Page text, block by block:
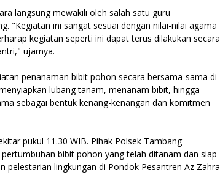
langsung mewakili oleh salah satu guru
"Kegiatan ini sangat sesuai dengan nilai-nilai agama
kegiatan seperti ini dapat terus dilakukan secara
ujarnya.
penanaman bibit pohon secara bersama-sama di
lubang tanam, menanam bibit, hingga
sebagai bentuk kenang-kenangan dan komitmen
pukul 11.30 WIB. Pihak Polsek Tambang
bibit pohon yang telah ditanam dan siap
lingkungan di Pondok Pesantren Az Zahra